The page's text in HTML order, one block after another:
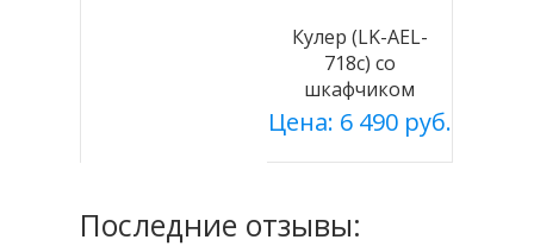
Кулер (LK-AEL-
718c) со
шкафчиком
Цена: 6 490 руб.
Последние отзывы: